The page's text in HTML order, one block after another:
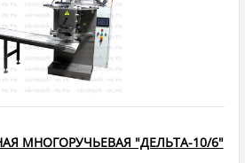
МНОГОРУЧЬЕВАЯ "ДЕЛЬТА-10/6"